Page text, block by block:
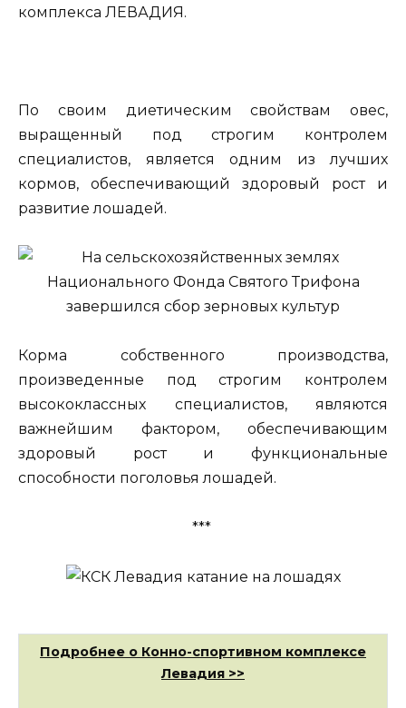
комплекса ЛЕВАДИЯ.
По своим диетическим свойствам овес,
выращенный под строгим контролем
специалистов, является одним из лучших
кормов, обеспечивающий здоровый рост и
развитие лошадей.
Корма собственного производства,
произведенные под строгим контролем
высококлассных специалистов, являются
важнейшим фактором, обеспечивающим
здоровый рост и функциональные
способности поголовья лошадей.
***
Подробнее о Конно-спортивном комплексе
Левадия >>